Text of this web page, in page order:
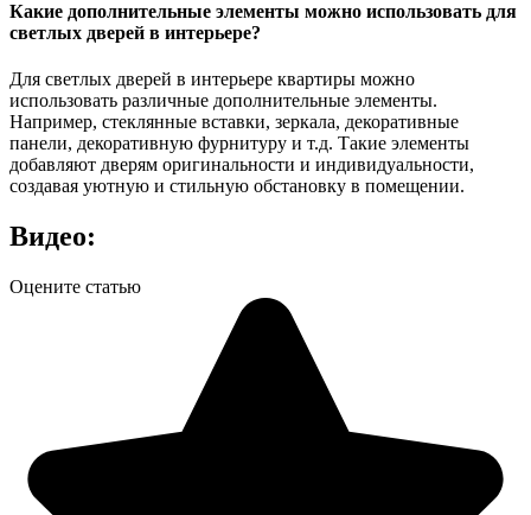
Какие дополнительные элементы можно использовать для
светлых дверей в интерьере?
Для светлых дверей в интерьере квартиры можно
использовать различные дополнительные элементы.
Например, стеклянные вставки, зеркала, декоративные
панели, декоративную фурнитуру и т.д. Такие элементы
добавляют дверям оригинальности и индивидуальности,
создавая уютную и стильную обстановку в помещении.
Видео:
Оцените статью